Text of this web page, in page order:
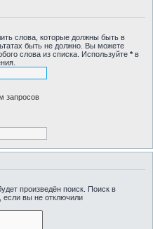
слова, которые должны быть в
быть не должно. Вы можете
слова из списка. Используйте * в
запросов
произведён поиск. Поиск в
если вы не отключили